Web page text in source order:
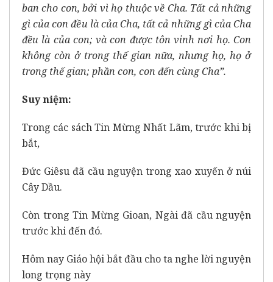
ban cho con, bởi vì họ thuộc về Cha. Tất cả những
gì của con đều là của Cha, tất cả những gì của Cha
đều là của con; và con được tôn vinh nơi họ. Con
không còn ở trong thế gian nữa, nhưng họ, họ ở
trong thế gian; phần con, con đến cùng Cha”.
Suy niệm:
Trong các sách Tin Mừng Nhất Lãm, trước khi bị
bắt,
Đức Giêsu đã cầu nguyện trong xao xuyến ở núi
Cây Dầu.
Còn trong Tin Mừng Gioan, Ngài đã cầu nguyện
trước khi đến đó.
Hôm nay Giáo hội bắt đầu cho ta nghe lời nguyện
long trọng này